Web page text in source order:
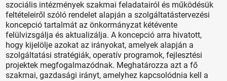
szociális intézmények szakmai feladatairól és működésük
feltételeiről szóló rendelet alapján a szolgáltatástervezési
koncepció tartalmát az önkormányzat kétévente
felülvizsgálja és aktualizálja. A koncepció arra hivatott,
hogy kijelölje azokat az irányokat, amelyek alapján a
szolgáltatási stratégiák, operatív programok, fejlesztési
projektek megfogalmazódnak. Meghatározza azt a fő
szakmai, gazdasági irányt, amelyhez kapcsolódnia kell a